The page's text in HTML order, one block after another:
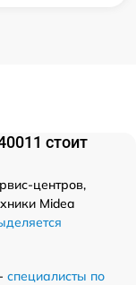
стоит
центров,
Midea
специалисты по